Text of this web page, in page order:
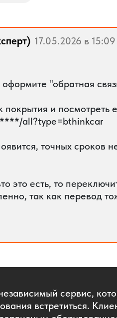
17.05.2026 в 15:09
"обратная
покрытия и посмотреть
all?type=bthinkcar
точных
это есть, то
так как перевод
сервис,
встретиться.